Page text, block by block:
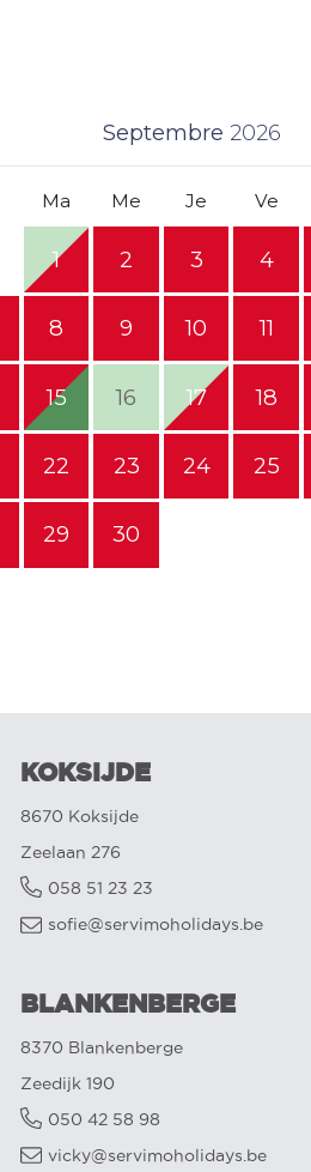
Septembre 2026
Ma Me Je Ve
1 2 3 4
8 9 10 11
15 16 17 18
22 23 24 25
29 30
KOKSIJDE
8670 Koksijde
Zeelaan 276
058 51 23 23
sofie@servimoholidays.be
BLANKENBERGE
8370 Blankenberge
Zeedijk 190
050 42 58 98
vicky@servimoholidays.be